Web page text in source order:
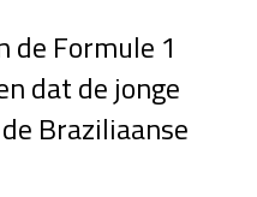
Formule 1
dat de jonge
Braziliaanse